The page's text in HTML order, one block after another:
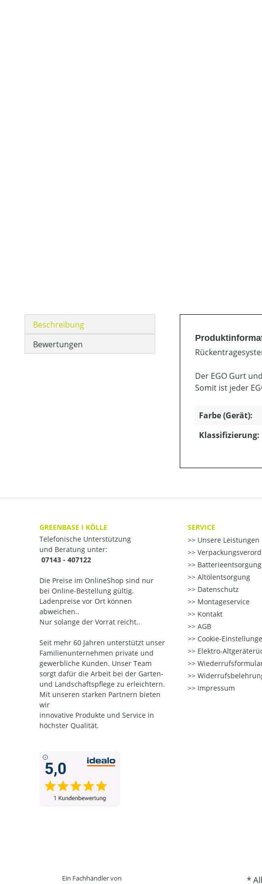
Beschreibung
Bewertungen
Der EGO Gurt
Somit ist jeder
Farbe (Gerät):
Klassifizierung:
GREENBASE I KÖLLE
Telefonische Unterstützung
und Beratung unter:
07143 - 407122
Die Preise im OnlineShop sind nur
bei Online-Bestellung gültig.
Ladenpreise vor Ort können
abweichen..
Nur solange der Vorrat reicht..
Seit mehr 60 Jahren unterstützt unser
Familienunternehmen private und
gewerbliche Kunden. Unser Team
sorgt dafür die Arbeit bei der Garten-
und Landschaftspflege zu erleichtern.
Mit unseren starken Partnern bieten
wir
innovative Produkte und Service in
höchster Qualität.
SERVICE
Unsere Leistungen
Batterieentsorgung
Altölentsorgung
Datenschutz
Montageservice
Kontakt
AGB
Cookie-
Elektro-
Impressum
Ein Fachhändler von *